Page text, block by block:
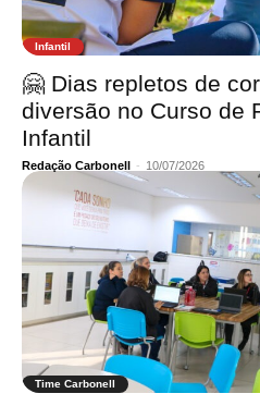
Infantil
🤗 Dias repletos de
diversão no Curso de
Infantil
Redação Carbonell - 10/07/2026
Time Carbonell